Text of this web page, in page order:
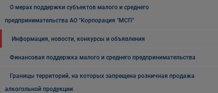
О мерах поддержки субъектов малого и среднего
предпринимательства АО "Корпорация "МСП"
Информация, новости, конкурсы и объявления
Финансовая поддержка малого и среднего предпринимательства
Границы территорий, на которых запрещена розничная продажа
алкогольной продукции